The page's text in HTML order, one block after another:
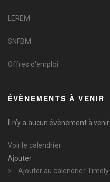
LEREM
SNFBM
Offres d'emploi
ÉVÈNEMENTS À VENIR
Il n’y a aucun évènement à venir.
Voir le calendrier
Ajouter
Ajouter au calendrier Timely